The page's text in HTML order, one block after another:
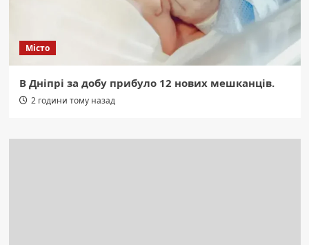
Місто
В Дніпрі за добу прибуло 12 нових мешканців.
2 години тому назад